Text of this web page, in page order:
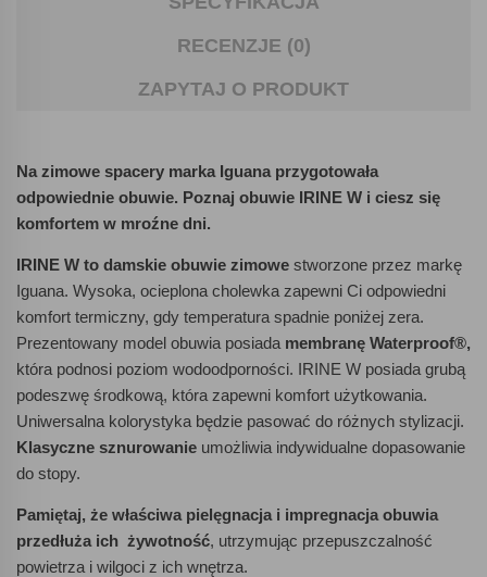
RECENZJE (0)
ZAPYTAJ O PRODUKT
Na zimowe spacery marka Iguana przygotowała
odpowiednie obuwie. Poznaj obuwie IRINE W i ciesz się
komfortem w mroźne dni.
IRINE W to damskie obuwie zimowe stworzone przez markę
Iguana. Wysoka, ocieplona cholewka zapewni Ci odpowiedni
komfort termiczny, gdy temperatura spadnie poniżej zera.
Prezentowany model obuwia posiada membranę Waterproof®,
która podnosi poziom wodoodporności. IRINE W posiada grubą
podeszwę środkową, która zapewni komfort użytkowania.
Uniwersalna kolorystyka będzie pasować do różnych stylizacji.
Klasyczne sznurowanie umożliwia indywidualne dopasowanie
do stopy.
Pamiętaj, że właściwa pielęgnacja i impregnacja obuwia
przedłuża ich żywotność, utrzymując przepuszczalność
powietrza i wilgoci z ich wnętrza.